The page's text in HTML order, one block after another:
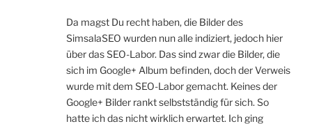
Da magst Du recht haben, die Bilder des
SimsalaSEO wurden nun alle indiziert, jedoch hier
über das SEO-Labor. Das sind zwar die Bilder, die
sich im Google+ Album befinden, doch der Verweis
wurde mit dem SEO-Labor gemacht. Keines der
Google+ Bilder rankt selbstständig für sich. So
hatte ich das nicht wirklich erwartet. Ich ging